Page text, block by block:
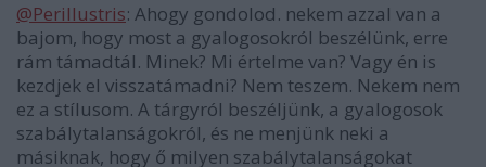
@Perillustris: Ahogy gondolod. nekem azzal van a
bajom, hogy most a gyalogosokról beszélünk, erre
rám támadtál. Minek? Mi értelme van? Vagy én is
kezdjek el visszatámadni? Nem teszem. Nekem nem
ez a stílusom. A tárgyról beszéljünk, a gyalogosok
szabálytalanságokról, és ne menjünk neki a
másiknak, hogy ő milyen szabálytalanságokat